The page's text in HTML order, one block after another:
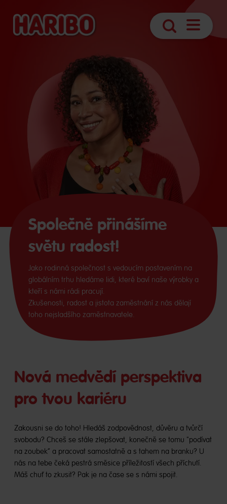
Vyhledávání
Otevřít
Společně přinášíme
světu radost!
Jako rodinná společnost s vedoucím postavením na
globálním trhu hledáme lidi, které baví naše výrobky a
kteří s námi rádi pracují.
Zkušenosti, radost a jistota zaměstnání z nás dělají
toho nejsladšího zaměstnavatele.
Nová medvědí perspektiva
pro tvou kariéru
Zakousni se do toho! Hledáš zodpovědnost, důvěru a tvůrčí
svobodu? Chceš se stále zlepšovat, konečně se tomu "podívat
na zoubek“ a pracovat samostatně a s tahem na branku? U
nás na tebe čeká pestrá směsice příležitostí všech příchutí.
Máš chuť to zkusit? Pak je na čase se s námi spojit.